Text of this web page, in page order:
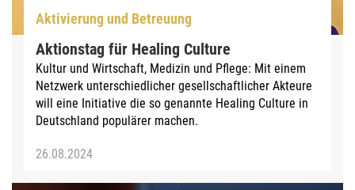
Aktivierung und Betreuung
Aktionstag für Healing Culture
Kultur und Wirtschaft, Medizin und Pflege: Mit einem
Netzwerk unterschiedlicher gesellschaftlicher Akteure
will eine Initiative die so genannte Healing Culture in
Deutschland populärer machen.
26.08.2024